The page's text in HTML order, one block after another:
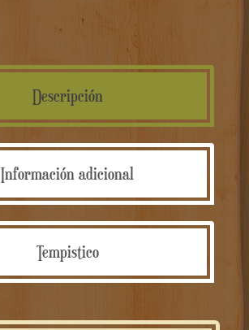
Descripción
Información adicional
Tempistico